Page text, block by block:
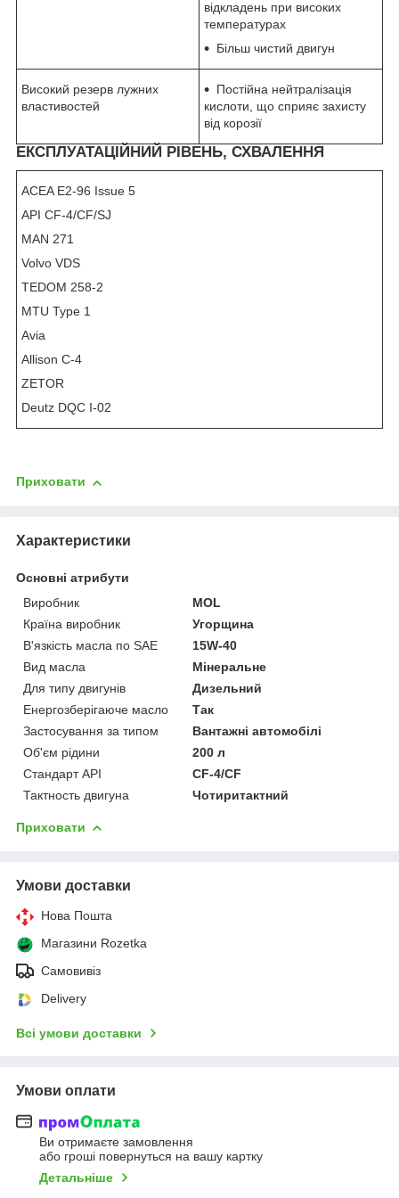
відкладень при високих
температурах
Більш чистий двигун
Високий резерв лужних
властивостей
Постійна нейтралізація
кислоти, що сприяє захисту
від корозії
ЕКСПЛУАТАЦІЙНИЙ РІВЕНЬ, СХВАЛЕННЯ
ACEA E2-96 Issue 5
API CF-4/CF/SJ
MAN 271
Volvo VDS
TEDOM 258-2
MTU Type 1
Avia
Allison C-4
ZETOR
Deutz DQC I-02
Приховати
Характеристики
Основні атрибути
Виробник
MOL
Країна виробник
Угорщина
В'язкість масла по SAE
15W-40
Вид масла
Мінеральне
Для типу двигунів
Дизельний
Енергозберігаюче масло
Так
Застосування за типом
Вантажні автомобілі
Об'єм рідини
200 л
Стандарт API
CF-4/CF
Тактность двигуна
Чотиритактний
Приховати
Умови доставки
Нова Пошта
Магазини Rozetka
Самовивіз
Delivery
Всі умови доставки
Умови оплати
Ви отримаєте замовлення
або гроші повернуться на вашу картку
Детальніше